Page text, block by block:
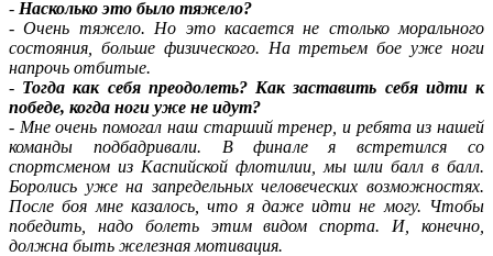
- Насколько это было тяжело?
-Очень тяжело. Но это касается не столько морального
состояния, больше физического. На третьем бое уже ноги
напрочь отбитые.
- Тогда как себя преодолеть? Как заставить себя идти к
победе, когда ноги уже не идут?
- Мне очень помогал наш старший тренер, и ребята из нашей
команды подбадривали. В финале я встретился со
спортсменом из Каспийской флотилии, мы шли балл в балл.
Боролись уже на запредельных человеческих возможностях.
После боя мне казалось, что я даже идти не могу. Чтобы
победить, надо болеть этим видом спорта. И, конечно,
должна быть железная мотивация.